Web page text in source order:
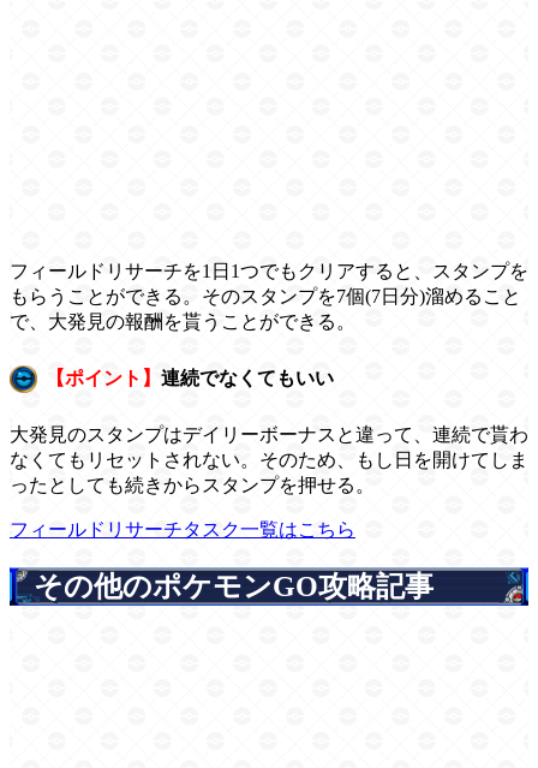
フィールドリサーチを1日1つでもクリアすると、スタンプを
もらうことができる。そのスタンプを7個(7日分)溜めること
で、大発見の報酬を貰うことができる。
【ポイント】 連続でなくてもいい
大発見のスタンプはデイリーボーナスと違って、連続で貰わ
なくてもリセットされない。そのため、もし日を開けてしま
ったとしても続きからスタンプを押せる。
フィールドリサーチタスク一覧はこちら
その他のポケモンGO攻略記事